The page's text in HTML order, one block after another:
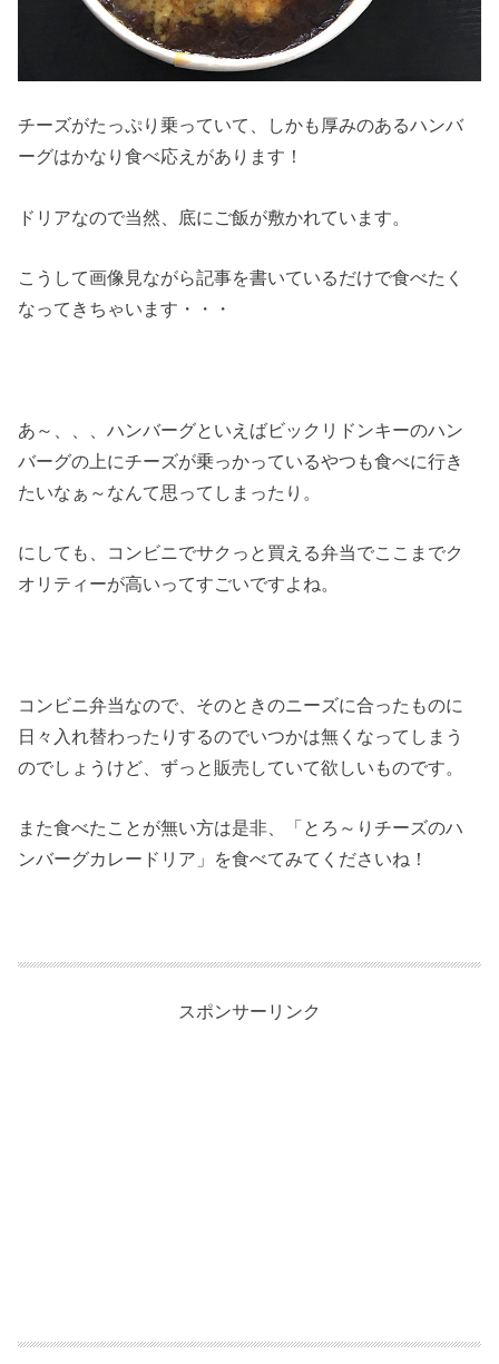
チーズがたっぷり乗っていて、しかも厚みのあるハンバ
ーグはかなり食べ応えがあります！
ドリアなので当然、底にご飯が敷かれています。
こうして画像見ながら記事を書いているだけで食べたく
なってきちゃいます・・・
あ～、、、ハンバーグといえばビックリドンキーのハン
バーグの上にチーズが乗っかっているやつも食べに行き
たいなぁ～なんて思ってしまったり。
にしても、コンビニでサクっと買える弁当でここまでク
オリティーが高いってすごいですよね。
コンビニ弁当なので、そのときのニーズに合ったものに
日々入れ替わったりするのでいつかは無くなってしまう
のでしょうけど、ずっと販売していて欲しいものです。
また食べたことが無い方は是非、「とろ～りチーズのハ
ンバーグカレードリア」を食べてみてくださいね！
スポンサーリンク